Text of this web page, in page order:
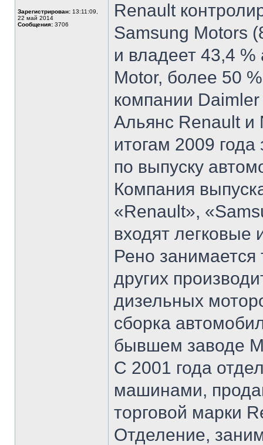
Зарегистрирован: 13:11:09,
22 май 2014
Сообщения: 3706
Renault
Samsung Motors
и владеет 43,4 %
Motor, более 50
компании
Альянс Renault и
итогам 2009
по выпуску
Компания
«Renault»,
входят легковые
Рено занимается
других
дизельных
сборка
бывшем заводе
С 2001 года
машинами,
торговой марки
Отделение,